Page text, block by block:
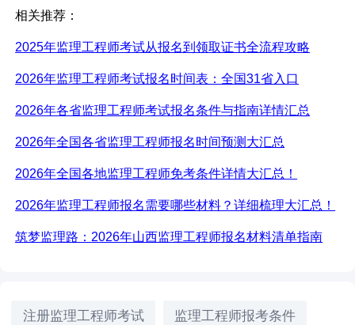
相关推荐：
2025年监理工程师考试从报名到领取证书全流程攻略
2026年监理工程师考试报名时间表：全国31省入口
2026年各省监理工程师考试报名条件与指南详情汇总
2026年全国各省监理工程师报名时间预测大汇总
2026年全国各地监理工程师免考条件详情大汇总！
2026年监理工程师报名需要哪些材料？详细梳理大汇总！
筑梦监理路： 2026年山西监理工程师报名材料清单指南
注册监理工程师考试 监理工程师报考条件